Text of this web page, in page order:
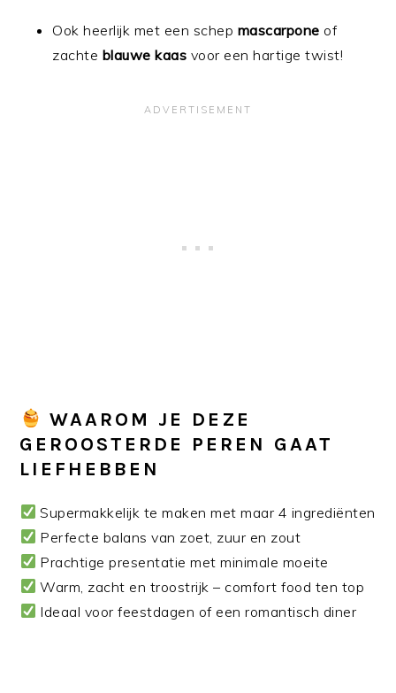
Ook heerlijk met een schep mascarpone of
zachte blauwe kaas voor een hartige twist!
WAAROM JE DEZE
GEROOSTERDE PEREN GAAT
LIEFHEBBEN
Supermakkelijk te maken met maar 4 ingrediënten
Perfecte balans van zoet, zuur en zout
Prachtige presentatie met minimale moeite
Warm, zacht en troostrijk – comfort food ten top
Ideaal voor feestdagen of een romantisch diner